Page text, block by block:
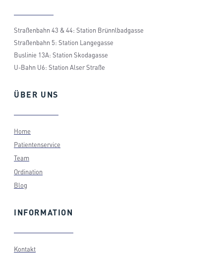
Straßenbahn 43 & 44: Station Brünnlbadgasse
Straßenbahn 5: Station Langegasse
Buslinie 13A: Station Skodagasse
U-Bahn U6: Station Alser Straße
ÜBER UNS
Home
Patientenservice
Team
Ordination
Blog
INFORMATION
Kontakt